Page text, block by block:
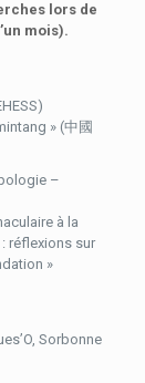
lors de
mois).
» (中國
–
à la
réflexions sur
»
Sorbonne